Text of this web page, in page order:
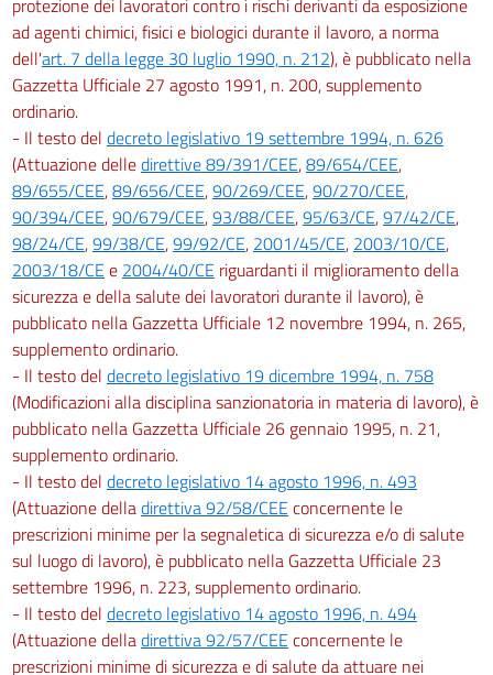
150
151
152
154
155
156
Capo III
Sanzioni
157
158
159
160
SEGNALETICA DI SALUTE E SICUREZZA SUL LAVORO
Capo I
Disposizioni generali
161
162
protezione dei lavoratori contro i rischi derivanti da esposizione
ad agenti chimici, fisici e biologici durante il lavoro, a norma
dell'art. 7 della legge 30 luglio 1990, n. 212), è pubblicato nella
Gazzetta Ufficiale 27 agosto 1991, n. 200, supplemento
ordinario.
- Il testo del decreto legislativo 19 settembre 1994, n. 626
(Attuazione delledirettive 89/391/CEE,89/654/CEE,
89/655/CEE,89/656/CEE,90/269/CEE,90/270/CEE,
90/394/CEE,90/679/CEE,93/88/CEE,95/63/CE,97/42/CE,
98/24/CE,99/38/CE,99/92/CE, 2001/45/CE, 2003/10/CE,
2003/18/CE e 2004/40/CE riguardanti il miglioramento della
sicurezza e della salute dei lavoratori durante il lavoro), è
pubblicato nella Gazzetta Ufficiale 12 novembre 1994, n. 265,
supplemento ordinario.
- Il testo del decreto legislativo 19 dicembre 1994, n. 758
(Modificazioni alla disciplina sanzionatoria in materia di lavoro), è
pubblicato nella Gazzetta Ufficiale 26 gennaio 1995, n. 21,
supplemento ordinario.
- Il testo del decreto legislativo 14 agosto 1996, n. 493
(Attuazione delladirettiva 92/58/CEE concernente le
prescrizioni minime per la segnaletica di sicurezza e/o di salute
sul luogo di lavoro), è pubblicato nella Gazzetta Ufficiale 23
settembre 1996, n. 223, supplemento ordinario.
- Il testo del decreto legislativo 14 agosto 1996, n. 494
(Attuazione delladirettiva 92/57/CEE concernente le
prescrizioni minime di sicurezza e di salute da attuare nei